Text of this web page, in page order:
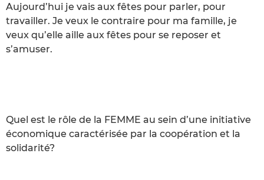
Aujourd’hui je vais aux fêtes pour parler, pour
travailler. Je veux le contraire pour ma famille, je
veux qu’elle aille aux fêtes pour se reposer et
s’amuser.
Quel est le rôle de la FEMME au sein d’une initiative
économique caractérisée par la coopération et la
solidarité?